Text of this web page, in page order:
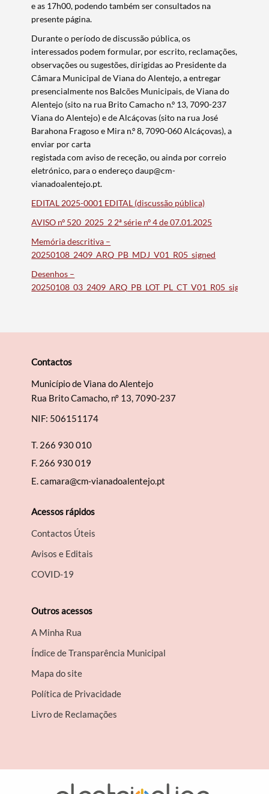
Termo de Pesquisa
Categorias gerais
Filtros
e as 17h00, podendo também ser consultados na
presente página.
Durante o período de discussão pública, os
interessados podem formular, por escrito, reclamações,
observações ou sugestões, dirigidas ao Presidente da
Câmara Municipal de Viana do Alentejo, a entregar
presencialmente nos Balcões Municipais, de Viana do
Alentejo (sito na rua Brito Camacho n.º 13, 7090-237
Viana do Alentejo) e de Alcáçovas (sito na rua José
Barahona Fragoso e Mira n.º 8, 7090-060 Alcáçovas), a
enviar por carta
registada com aviso de receção, ou ainda por correio
eletrónico, para o endereço daup@cm-
vianadoalentejo.pt.
EDITAL 2025-0001 EDITAL (discussão pública)
AVISO nº 520_2025_2 2ª série nº 4 de 07.01.2025
Memória descritiva –
20250108_2409_ARQ_PB_MDJ_V01_R05_signed
Desenhos –
20250108_03_2409_ARQ_PB_LOT_PL_CT_V01_R05_signed
Contactos
Município de Viana do Alentejo
Rua Brito Camacho, nº 13, 7090-237
NIF: 506151174
T. 266 930 010
F. 266 930 019
E.camara@cm-vianadoalentejo.pt
Acessos rápidos
Contactos Úteis
Avisos e Editais
COVID-19
Outros acessos
A Minha Rua
Índice de Transparência Municipal
Mapa do site
Política de Privacidade
Livro de Reclamações